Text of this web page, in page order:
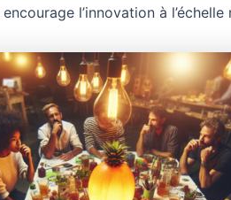
l’innovation à l’échelle